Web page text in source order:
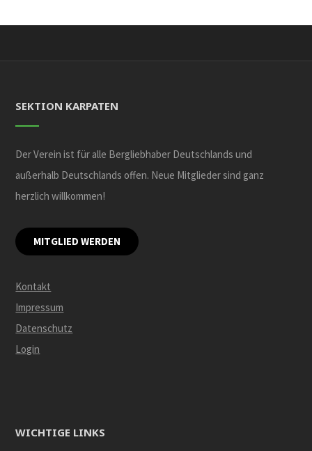
SEKTION KARPATEN
Der Verein ist für alle Bergliebhaber Deutschlands und
außerhalb Deutschlands offen. Neue Mitglieder sind ganz
herzlich willkommen!
MITGLIED WERDEN
Kontakt
Impressum
Datenschutz
Login
WICHTIGE LINKS